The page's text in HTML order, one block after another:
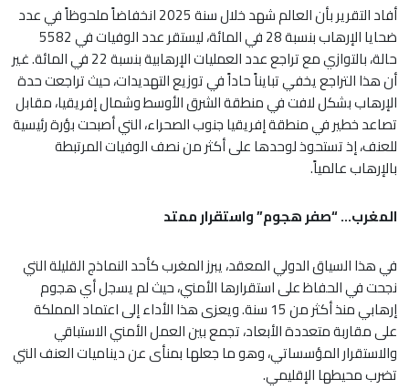
أفاد التقرير بأن العالم شهد خلال سنة 2025 انخفاضاً ملحوظاً في عدد
ضحايا الإرهاب بنسبة 28 في المائة، ليستقر عدد الوفيات في 5582
حالة، بالتوازي مع تراجع عدد العمليات الإرهابية بنسبة 22 في المائة. غير
أن هذا التراجع يخفي تبايناً حاداً في توزيع التهديدات، حيث تراجعت حدة
الإرهاب بشكل لافت في منطقة الشرق الأوسط وشمال إفريقيا، مقابل
تصاعد خطير في منطقة إفريقيا جنوب الصحراء، التي أصبحت بؤرة رئيسية
للعنف، إذ تستحوذ لوحدها على أكثر من نصف الوفيات المرتبطة
بالإرهاب عالمياً.
المغرب… “صفر هجوم” واستقرار ممتد
في هذا السياق الدولي المعقد، يبرز المغرب كأحد النماذج القليلة التي
نجحت في الحفاظ على استقرارها الأمني، حيث لم يسجل أي هجوم
إرهابي منذ أكثر من 15 سنة. ويعزى هذا الأداء إلى اعتماد المملكة
على مقاربة متعددة الأبعاد، تجمع بين العمل الأمني الاستباقي
والاستقرار المؤسساتي، وهو ما جعلها بمنأى عن ديناميات العنف التي
تضرب محيطها الإقليمي.